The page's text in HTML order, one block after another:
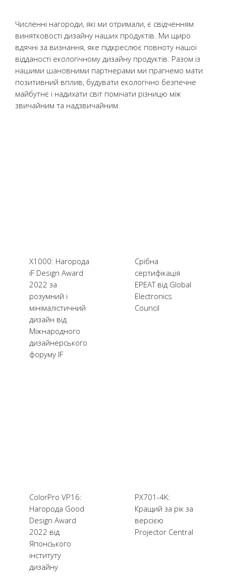
Численні нагороди, які ми отримали, є свідченням
винятковості дизайну наших продуктів. Ми щиро
вдячні за визнання, яке підкреслює повноту нашої
відданості екологічному дизайну продуктів. Разом із
нашими шановними партнерами ми прагнемо мати
позитивний вплив, будувати екологічно безпечне
майбутнє і надихати світ помічати різницю між
звичайним та надзвичайним.
X1000: Нагорода
iF Design Award
2022 за
розумний і
мінімалістичний
дизайн від
Міжнародного
дизайнерського
форуму IF
Срібна
сертифікація
EPEAT від Global
Electronics
Council
ColorPro VP16:
Нагорода Good
Design Award
2022 від
Японського
інституту
дизайну
PX701-4K:
Кращий за рік за
версією
Projector Central